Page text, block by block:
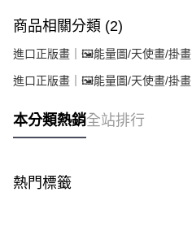
商品相關分類 (2)
進口正版畫｜🖼️能量圖/天使畫/掛畫
進口正版畫｜🖼️能量圖/天使畫/掛畫
本分類熱銷全站排行
熱門標籤